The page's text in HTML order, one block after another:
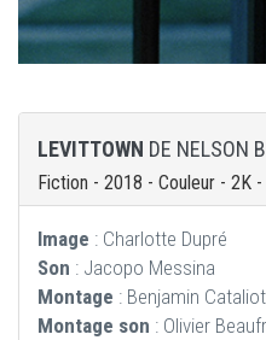
LEVITTOWN DE NELSON
Fiction - 2018 - Couleur - 2K -
Image : Charlotte Dupré
Son : Jacopo Messina
Montage : Benjamin
Montage son : Olivier